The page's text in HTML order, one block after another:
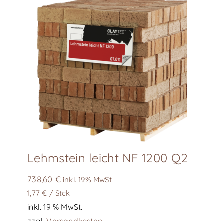
Lehmstein leicht NF 1200 Q2
738,60 € inkl. 19% MwSt
1,77€ / Stck
inkl. 19 % MwSt.